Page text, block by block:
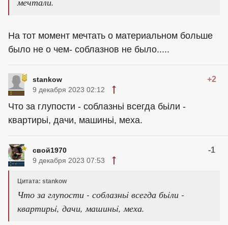
На тот момент мечтать о материальном больше
было не о чем- соблазнов не было.....
stankow +2
9 декабря 2023 02:12
Что за глупости - соблазньi всегда бьiли -
квартирьi, дачи, машиньi, меха.
свой1970 -1
9 декабря 2023 07:53
Цитата: stankow
Что за глупости - соблазньi всегда бьiли -
квартирьi, дачи, машиньi, меха.